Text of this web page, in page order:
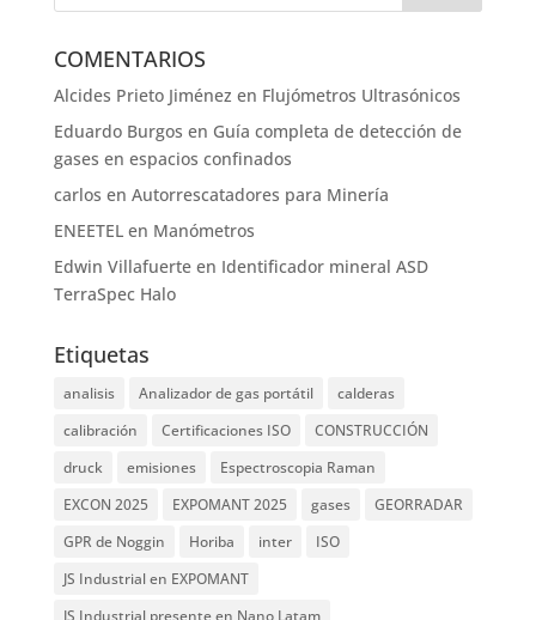
COMENTARIOS
Alcides Prieto Jiménez en Flujómetros Ultrasónicos
Eduardo Burgos en Guía completa de detección de
gases en espacios confinados
carlos en Autorrescatadores para Minería
ENEETELen Manómetros
Edwin Villafuerteen Identificador mineral ASD
TerraSpec Halo
Etiquetas
analisis Analizador de gas portátil
calderas
calibración
Certificaciones ISO
CONSTRUCCIÓN
druck
emisiones
Espectroscopia Raman
EXCON 2025
EXPOMANT 2025 gases
GEORRADAR
GPR de Noggin
Horiba inter
ISO
JS Industrial en EXPOMANT